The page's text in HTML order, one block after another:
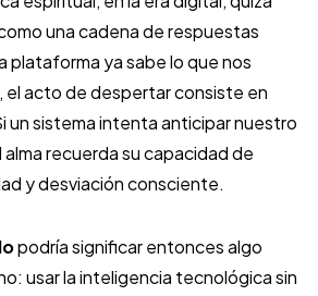
una cadena de respuestas
plataforma ya sabe lo que nos
el acto de despertar consiste en
un sistema intenta anticipar nuestro
recuerda su capacidad de
y desviación consciente.
podría significar entonces algo
usar la inteligencia tecnológica sin